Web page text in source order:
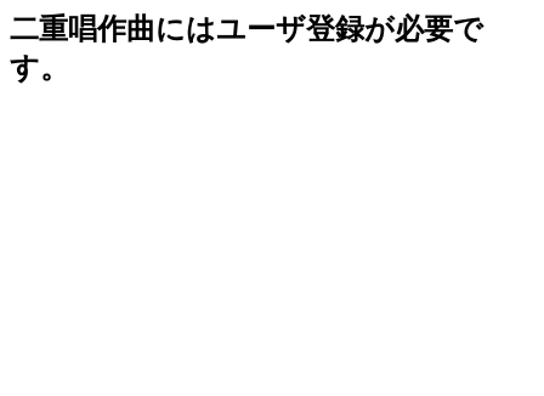
二重唱作曲にはユーザ登録が必要で
す。